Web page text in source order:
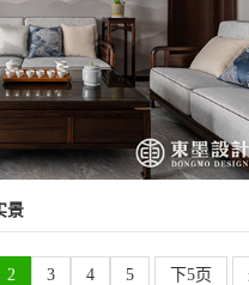
景
2 3 4 5 下5页